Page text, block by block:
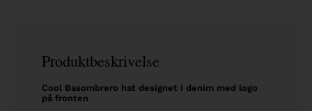
Produktbeskrivelse
Cool Basombrero hat designet i denim med logo
på fronten